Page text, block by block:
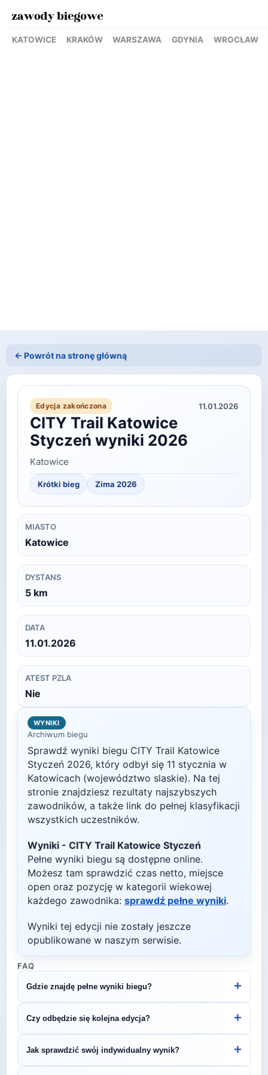
KATOWICE KRAKÓW WARSZAWA GDYNIA WROCŁAW
← Powrót na stronę główną
Edycja zakończona 11.01.2026
CITY Trail Katowice
Styczeń wyniki 2026
Katowice
Krótki bieg Zima 2026
MIASTO
Katowice
DYSTANS
5 km
DATA
11.01.2026
ATEST PZLA
Nie
WYNIKI
Archiwum biegu
Sprawdź wyniki biegu CITY Trail Katowice
Styczeń 2026, który odbył się 11 stycznia w
Katowicach (województwo slaskie). Na tej
stronie znajdziesz rezultaty najszybszych
zawodników, a także link do pełnej klasyfikacji
wszystkich uczestników.
Wyniki - CITY Trail Katowice Styczeń
Pełne wyniki biegu są dostępne online.
Możesz tam sprawdzić czas netto, miejsce
open oraz pozycję w kategorii wiekowej
każdego zawodnika: sprawdź pełne wyniki.
Wyniki tej edycji nie zostały jeszcze
opublikowane w naszym serwisie.
FAQ
Gdzie znajdę pełne wyniki biegu? +
stronie internetowej lub na platformach takich jak
LiveTracking, RunnerSpace czy MarathonSport.
Czy odbędzie się kolejna edycja? +
Śledź stronę organizatora lub ZawodyBiegowe.pl,
by być na bieżąco z datą kolejnej edycji CITY Trail
Jak sprawdzić swój indywidualny wynik? +